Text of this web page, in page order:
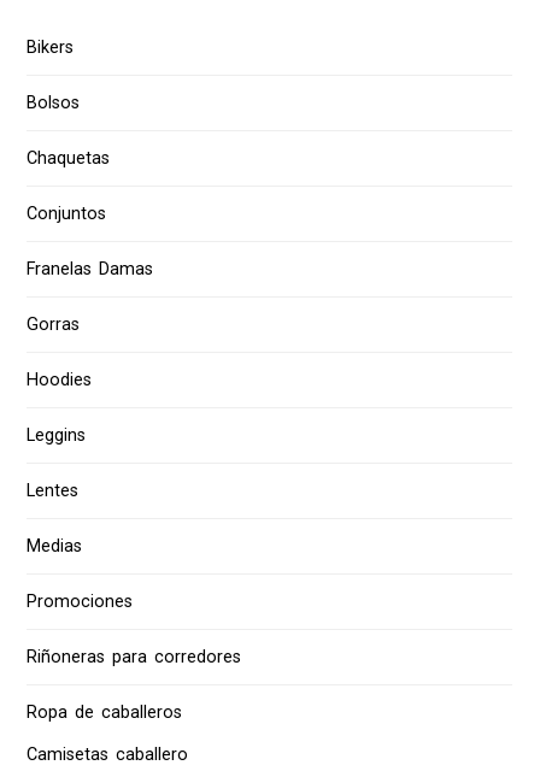
Bikers
Bolsos
Chaquetas
Conjuntos
Franelas Damas
Gorras
Hoodies
Leggins
Lentes
Medias
Promociones
Riñoneras para corredores
Ropa de caballeros
Camisetas caballero